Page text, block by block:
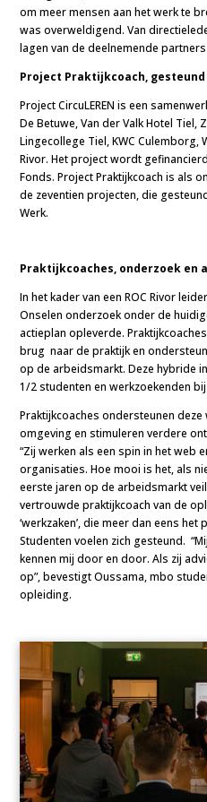
om meer mensen aan het werk te
was overweldigend. Van
lagen van de deelnemende
Project Praktijkcoach,
Project CircuLEREN is een
De Betuwe, Van der Valk Hotel Tiel,
Lingecollege Tiel, KWC Culemborg,
Rivor. Het project wordt
Fonds. Project Praktijkcoach is als
de zeventien projecten, die
Werk.
Praktijkcoaches, onderzoek en
In het kader van een ROC Rivor
Onselen onderzoek onder de
actieplan opleverde.
brug naar de praktijk en
op de arbeidsmarkt. Deze hybride
1/2 studenten en werkzoekenden
Praktijkcoaches ondersteunen
omgeving en stimuleren verdere
“Zij werken als een spin in het web
organisaties. Hoe mooi is het, als
eerste jaren op de arbeidsmarkt
vertrouwde praktijkcoach van de
‘werkzaken’, die meer dan eens het
Studenten voelen zich gesteund.
kennen mij door en door. Als zij
op”, bevestigt Oussama, mbo
opleiding.